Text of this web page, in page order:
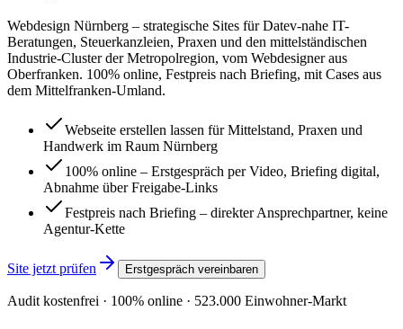
Webdesign Nürnberg – strategische Sites für Datev-nahe IT-
Beratungen, Steuerkanzleien, Praxen und den mittelständischen
Industrie-Cluster der Metropolregion, vom Webdesigner aus
Oberfranken. 100% online, Festpreis nach Briefing, mit Cases aus
dem Mittelfranken-Umland.
Webseite erstellen lassen für Mittelstand, Praxen und
Handwerk im Raum Nürnberg
100% online – Erstgespräch per Video, Briefing digital,
Abnahme über Freigabe-Links
Festpreis nach Briefing – direkter Ansprechpartner, keine
Agentur-Kette
Site jetzt prüfen Erstgespräch vereinbaren
Audit kostenfrei · 100% online · 523.000 Einwohner-Markt